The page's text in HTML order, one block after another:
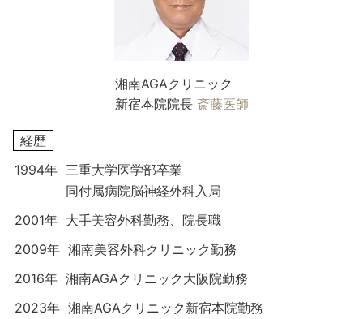
湘南AGAクリニック
新宿本院院長 斎藤医師
経歴
1994年 三重大学医学部卒業
同付属病院脳神経外科入局
2001年 大手美容外科勤務、院長職
2009年 湘南美容外科クリニック勤務
2016年 湘南AGAクリニック大阪院勤務
2023年 湘南AGAクリニック新宿本院勤務